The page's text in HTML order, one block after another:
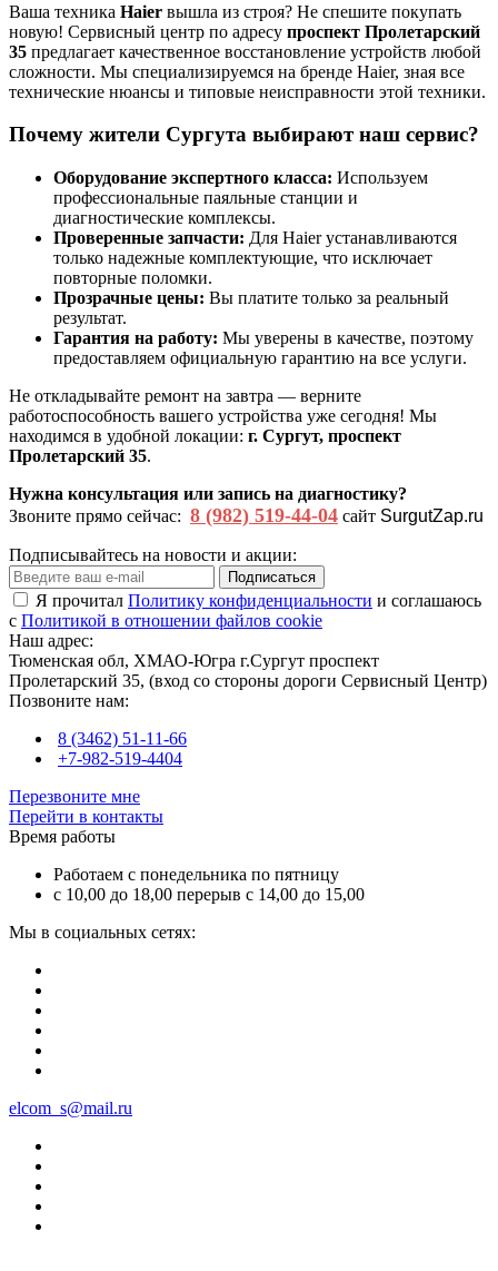
Ваша техника Haier вышла из строя? Не спешите покупать
новую! Сервисный центр по адресу проспект Пролетарский
35 предлагает качественное восстановление устройств любой
сложности. Мы специализируемся на бренде Haier, зная все
технические нюансы и типовые неисправности этой техники.
Почему жители Сургута выбирают наш сервис?
Оборудование экспертного класса: Используем
профессиональные паяльные станции и
диагностические комплексы.
Проверенные запчасти: Для Haier устанавливаются
только надежные комплектующие, что исключает
повторные поломки.
Прозрачные цены: Вы платите только за реальный
результат.
Гарантия на работу: Мы уверены в качестве, поэтому
предоставляем официальную гарантию на все услуги.
Не откладывайте ремонт на завтра — верните
работоспособность вашего устройства уже сегодня! Мы
находимся в удобной локации: г. Сургут, проспект
Пролетарский 35.
Нужна консультация или запись на диагностику?
Звоните прямо сейчас: 8 (982) 519-44-04 сайт SurgutZap.ru
Подписывайтесь на новости и акции:
Подписаться
Я прочитал Политику конфиденциальности и соглашаюсь
с Политикой в отношении файлов cookie
Наш адрес:
Тюменская обл, ХМАО-Югра г.Сургут проспект
Пролетарский 35, (вход со стороны дороги Сервисный Центр)
Позвоните нам:
8 (3462) 51-11-66
+7-982-519-4404
Перезвоните мне
Перейти в контакты
Время работы
Работаем с понедельника по пятницу
с 10,00 до 18,00 перерыв с 14,00 до 15,00
Мы в социальных сетях:
elcom_s@mail.ru